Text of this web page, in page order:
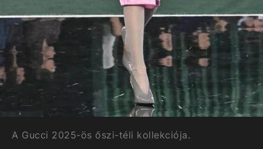
A Gucci 2025-ös őszi-téli kollekciója.